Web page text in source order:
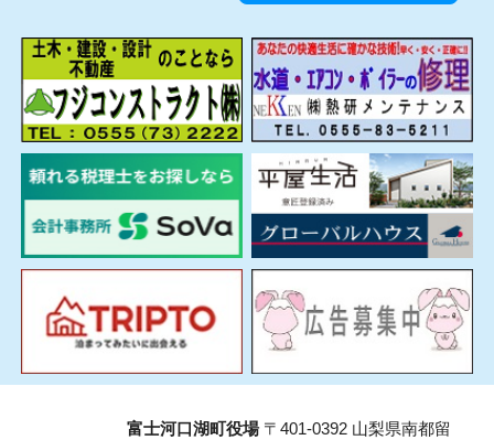
富士河口湖町役場〒401-0392 山梨県南都留